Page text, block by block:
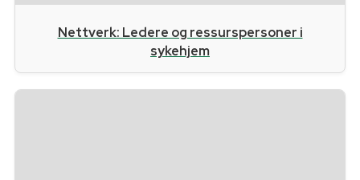
Nettverk: Ledere og ressurspersoner i
sykehjem